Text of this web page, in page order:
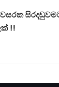
වසරක
!!